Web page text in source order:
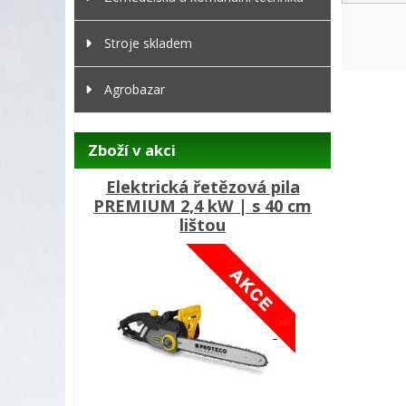
Stroje skladem
Agrobazar
Zboží v akci
Elektrická řetězová pila
PREMIUM 2,4 kW | s 40 cm
lištou